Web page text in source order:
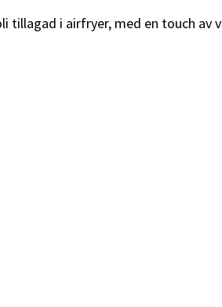
i airfryer, med en touch av